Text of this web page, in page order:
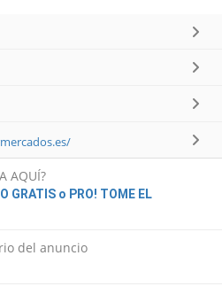
AQUÍ?
GRATIS o PRO! TOME EL
del anuncio